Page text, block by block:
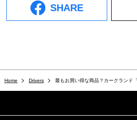
SHARE
Home Drivers 最もお買い得な商品？カークランド